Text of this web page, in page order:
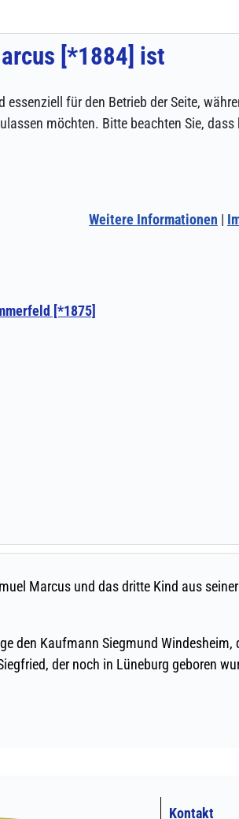
Kontakt
für den Betrieb der Seite,
möchten. Bitte beachten Sie,
Weitere Informationen |